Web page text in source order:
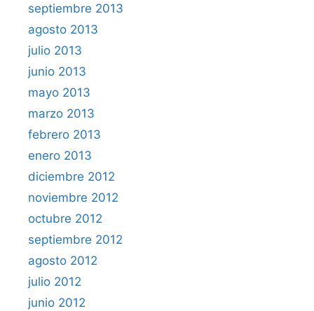
septiembre 2013
agosto 2013
julio 2013
junio 2013
mayo 2013
marzo 2013
febrero 2013
enero 2013
diciembre 2012
noviembre 2012
octubre 2012
septiembre 2012
agosto 2012
julio 2012
junio 2012